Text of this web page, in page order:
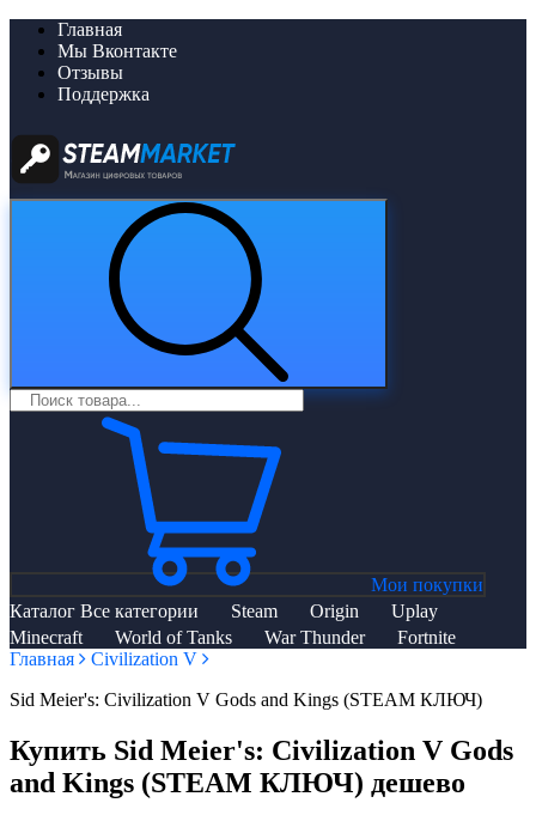
Главная
Мы Вконтакте
Отзывы
Поддержка
Мои покупки
Каталог Все категории Steam Origin
Uplay
Minecraft
World of Tanks War Thunder
Fortnite
Главная
Civilization V
Sid Meier's: Civilization V Gods and Kings (STEAM КЛЮЧ)
Купить Sid Meier's: Civilization V Gods
and Kings (STEAM КЛЮЧ) дешево